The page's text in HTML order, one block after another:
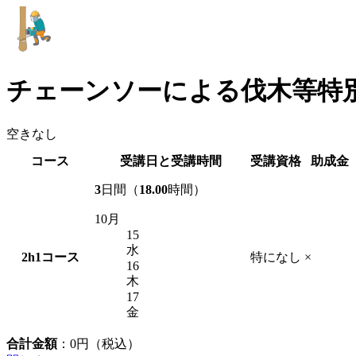
チェーンソーによる伐木等特
空きなし
コース
受講日と受講時間 受講資格 助成金
2h1 コース
3日間（18.00時間）
10月
15
水
16
木
17
金
特になし ×
合計金額： 0円（税込）